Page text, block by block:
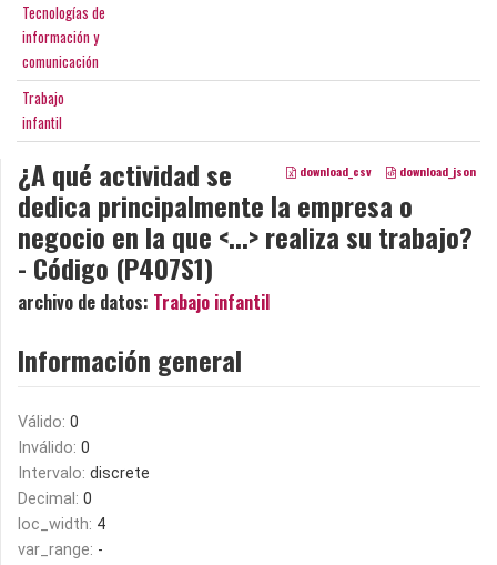
Tecnologías de
información y
comunicación
Trabajo
infantil
download_csv download_json
¿A qué actividad se
dedica principalmente la empresa o
negocio en la que <...> realiza su trabajo?
- Código (P407S1)
archivo de datos: Trabajo infantil
Información general
Válido: 0
Inválido: 0
Intervalo: discrete
Decimal: 0
loc_width: 4
var_range: -